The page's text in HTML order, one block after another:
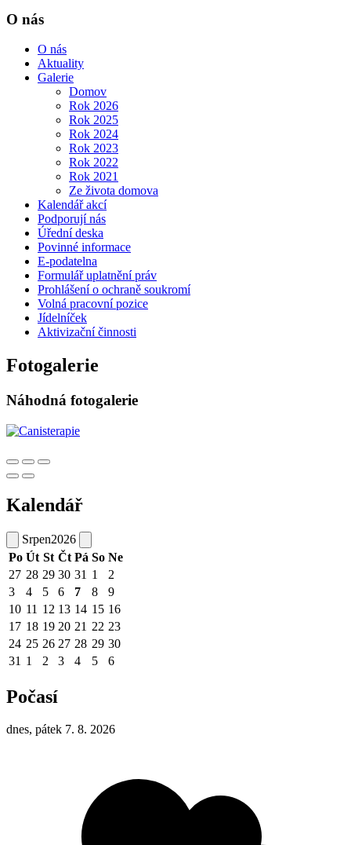
O nás
O nás
Aktuality
Galerie
Domov
Rok 2026
Rok 2025
Rok 2024
Rok 2023
Rok 2022
Rok 2021
Ze života domova
Kalendář akcí
Podporují nás
Úřední deska
Povinné informace
E-podatelna
Formulář uplatnění práv
Prohlášení o ochraně soukromí
Volná pracovní pozice
Jídelníček
Aktivizační činnosti
Fotogalerie
Náhodná fotogalerie
Kalendář
Srpen2026
Po Út St Čt Pá So Ne
27 28 29 30 31 1
2
3
4 5 6 7 8
9
10 11 12 13 14 15 16
17 18 19 20 21 22 23
24 25 26 27 28 29 30
31 1 2 3 4 5 6
Počasí
dnes, pátek 7. 8. 2026